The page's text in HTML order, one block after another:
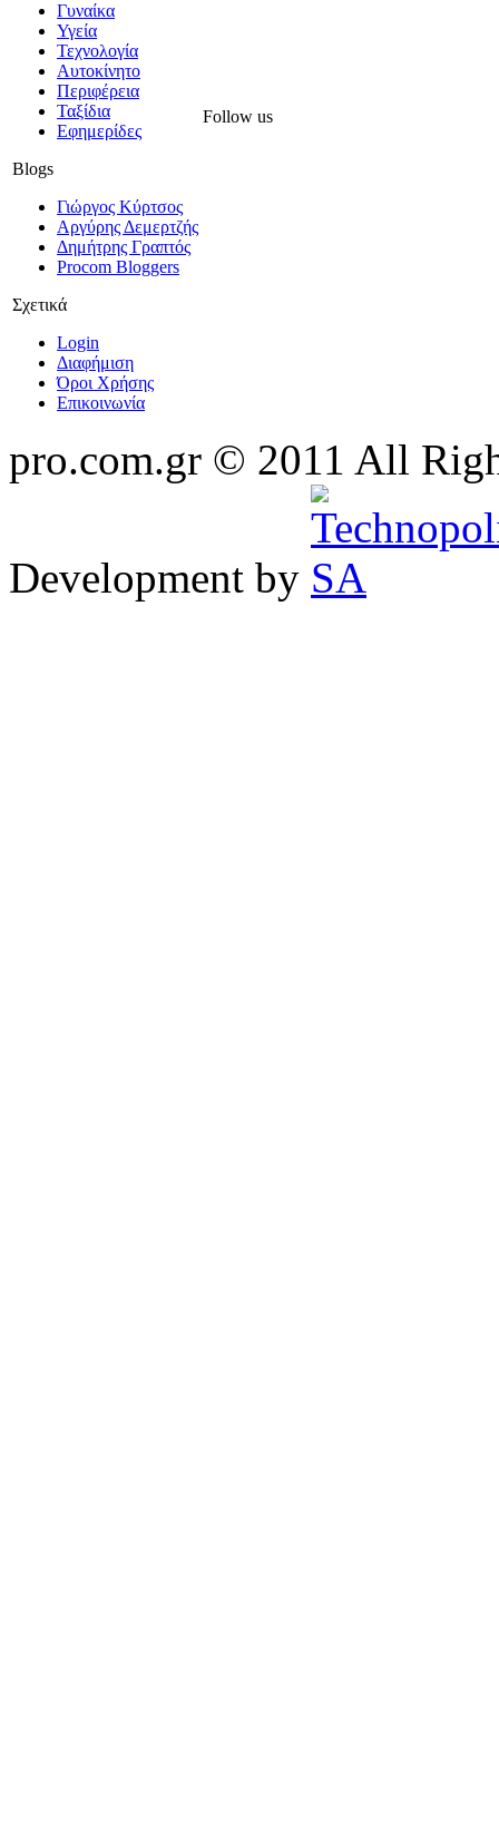
Γυναίκα
Υγεία
Τεχνολογία
Αυτοκίνητο
Περιφέρεια
Ταξίδια
Εφημερίδες
Blogs
Γιώργος Κύρτσος
Αργύρης Δεμερτζής
Δημήτρης Γραπτός
Procom Bloggers
Σχετικά
Login
Διαφήμιση
Όροι Χρήσης
Επικοινωνία
Follow us
pro.com.gr © 2011 All
Development by